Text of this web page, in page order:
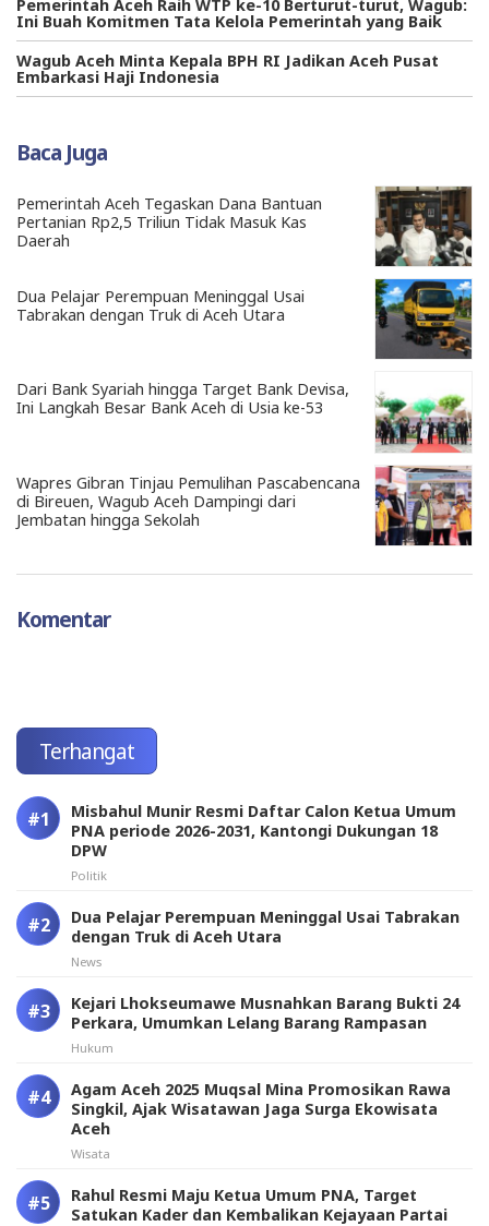
Pemerintah Aceh Raih WTP ke-10 Berturut-turut, Wagub:
Ini Buah Komitmen Tata Kelola Pemerintah yang Baik
Wagub Aceh Minta Kepala BPH RI Jadikan Aceh Pusat
Embarkasi Haji Indonesia
Baca Juga
Pemerintah Aceh Tegaskan Dana Bantuan
Pertanian Rp2,5 Triliun Tidak Masuk Kas
Daerah
Dua Pelajar Perempuan Meninggal Usai
Tabrakan dengan Truk di Aceh Utara
Dari Bank Syariah hingga Target Bank Devisa,
Ini Langkah Besar Bank Aceh di Usia ke-53
Wapres Gibran Tinjau Pemulihan Pascabencana
di Bireuen, Wagub Aceh Dampingi dari
Jembatan hingga Sekolah
Komentar
Terhangat
Misbahul Munir Resmi Daftar Calon Ketua Umum
PNA periode 2026-2031, Kantongi Dukungan 18
DPW
Politik
Dua Pelajar Perempuan Meninggal Usai Tabrakan
dengan Truk di Aceh Utara
News
Kejari Lhokseumawe Musnahkan Barang Bukti 24
Perkara, Umumkan Lelang Barang Rampasan
Hukum
Agam Aceh 2025 Muqsal Mina Promosikan Rawa
Singkil, Ajak Wisatawan Jaga Surga Ekowisata
Aceh
Wisata
Rahul Resmi Maju Ketua Umum PNA, Target
Satukan Kader dan Kembalikan Kejayaan Partai